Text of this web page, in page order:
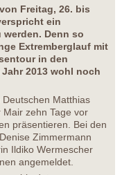
Freitag, 26. bis
ein
werden. Denn so
Extremberglauf mit
in den
2013 wohl noch
Matthias
zehn Tage vor
präsentieren. Bei den
Zimmermann
Ildiko Wermescher
angemeldet.